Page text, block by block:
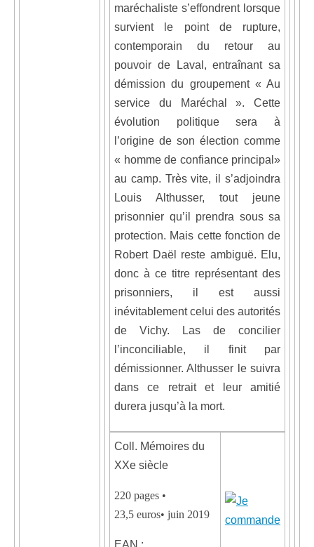
maréchaliste s’effondrent lorsque
survient le point de rupture,
contemporain du retour au
pouvoir de Laval, entraînant sa
démission du groupement « Au
service du Maréchal ». Cette
évolution politique sera à
l’origine de son élection comme
« homme de confiance principal»
au camp. Très vite, il s’adjoindra
Louis Althusser, tout jeune
prisonnier qu’il prendra sous sa
protection. Mais cette fonction de
Robert Daël reste ambiguë. Elu,
donc à ce titre représentant des
prisonniers, il est aussi
inévitablement celui des autorités
de Vichy. Las de concilier
l’inconciliable, il finit par
démissionner. Althusser le suivra
dans ce retrait et leur amitié
durera jusqu’à la mort.
Coll. Mémoires du
XXe siècle
220 pages •
23,5 euros• juin 2019